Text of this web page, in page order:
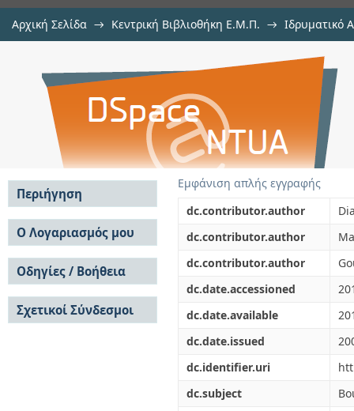
Αρχική Σελίδα → Κεντρική Βιβλιοθήκη Ε.Μ.Π. → Ιδρυματικό
Simulations of premixed
Εμφάνιση απλής εγγραφής
dc.contributor.author
dc.contributor.author
dc.contributor.author
dc.date.accessioned
dc.date.available
dc.date.issued
dc.identifier.uri
dc.subject
Περιήγηση
Σε όλο το DSpace
Κοινότητες & Συλλογές
Ανά Ημερομηνία
Έκδοσης
Συγγραφείς
Τίτλοι
Θέματα
Ο Λογαριασμός μου
Σύνδεση
Εγγραφή
Οδηγίες / Βοήθεια
Οδηγίες Υποβολής
Οδηγίες Χρήσης ΙΑ
Συχνές Ερωτήσεις
Σχετικοί Σύνδεσμοι